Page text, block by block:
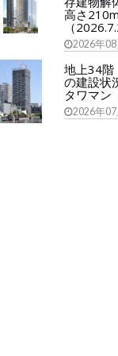
高さ
（
2026年08
地上34階
の建設状
タワマン
2026年07